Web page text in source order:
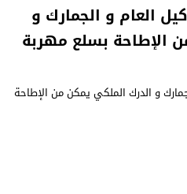
العام و الجمارك و
الإطاحة بسلع مهربة